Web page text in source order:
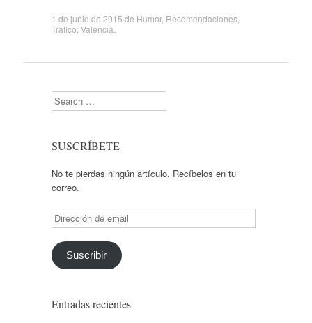
1 de junio de 2015 de Humor, Recomendaciones,
Tráfico Valencia
Search
SUSCRÍBETE
No te pierdas ningún artículo. Recíbelos en tu
correo.
Dirección
de
email
Suscribir
Entradas recientes